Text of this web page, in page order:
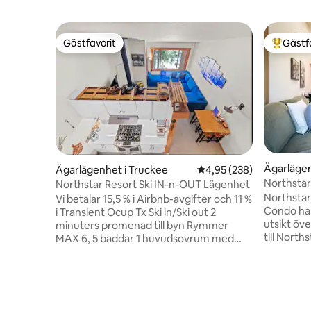
Gästfavorit
Gästfavorit
Ägarlägenhet i Truckee 4,95 av 5 i
4,95 (238)
Northstar Resort Ski IN-n-OUT Lägenhet
Vi betalar 15,5 % i Airbnb-avgifter och 11 %
i Transient Ocup Tx Ski in/Ski out 2
minuters promenad till byn Rymmer
MAX 6, 5 bäddar 1 huvudsovrum med
Populär
Hidden
Northstar
Condo
utsikt
till